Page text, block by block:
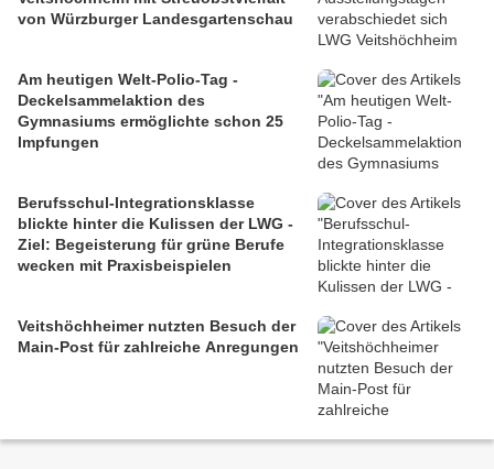
von Würzburger Landesgartenschau
Am heutigen Welt-Polio-Tag -
Deckelsammelaktion des
Gymnasiums ermöglichte schon 25
Impfungen
Berufsschul-Integrationsklasse
blickte hinter die Kulissen der LWG -
Ziel: Begeisterung für grüne Berufe
wecken mit Praxisbeispielen
Veitshöchheimer nutzten Besuch der
Main-Post für zahlreiche Anregungen